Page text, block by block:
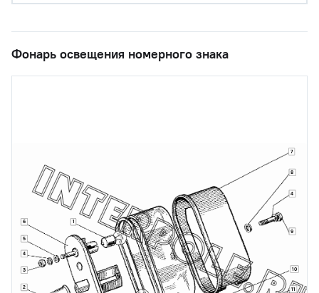
Фонарь освещения номерного знака
1
2
3
4
4
5
6
7
8
9
10
11